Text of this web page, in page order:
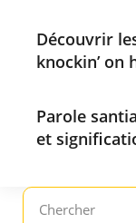
Découvrir
knockin’ on
Parole
et